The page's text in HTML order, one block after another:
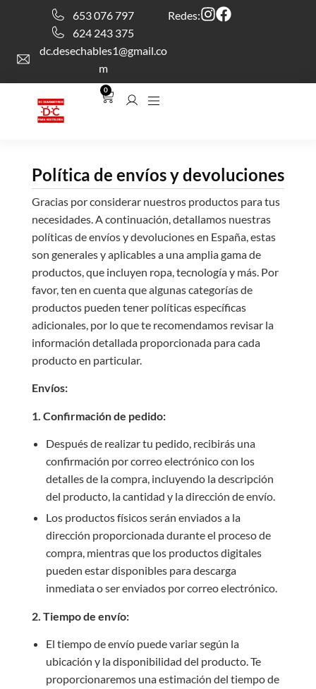
653 076 797
624 243 375
dc.desechables1@gmail.co
m
Redes:
0
Política de envíos y devoluciones
Gracias por considerar nuestros productos para tus
necesidades. A continuación, detallamos nuestras
políticas de envíos y devoluciones en España, estas
son generales y aplicables a una amplia gama de
productos, que incluyen ropa, tecnología y más. Por
favor, ten en cuenta que algunas categorías de
productos pueden tener políticas específicas
adicionales, por lo que te recomendamos revisar la
información detallada proporcionada para cada
producto en particular.
Envíos:
1. Confirmación de pedido:
Después de realizar tu pedido, recibirás una
confirmación por correo electrónico con los
detalles de la compra, incluyendo la descripción
del producto, la cantidad y la dirección de envío.
Los productos físicos serán enviados a la
dirección proporcionada durante el proceso de
compra, mientras que los productos digitales
pueden estar disponibles para descarga
inmediata o ser enviados por correo electrónico.
2. Tiempo de envío:
El tiempo de envío puede variar según la
ubicación y la disponibilidad del producto. Te
proporcionaremos una estimación del tiempo de